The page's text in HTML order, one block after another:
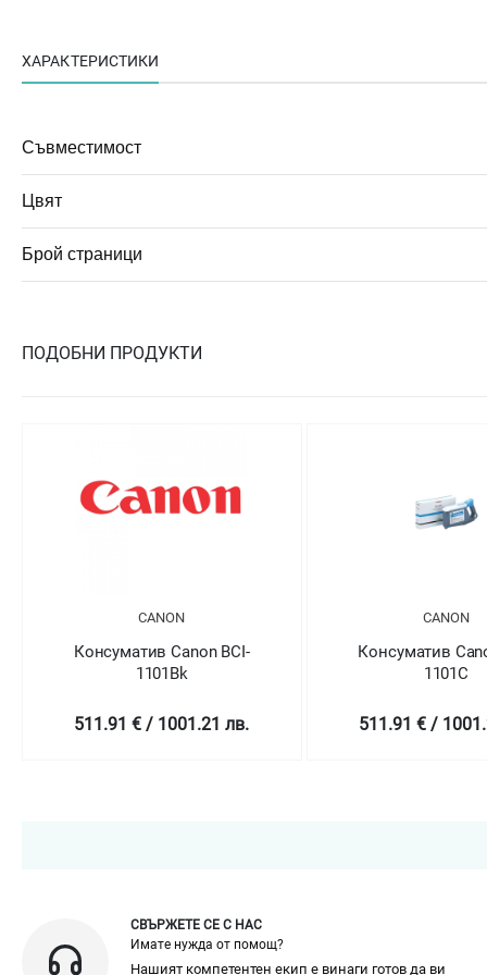
ХАРАКТЕРИСТИКИ
Съвместимост
Цвят
Брой страници
ПОДОБНИ ПРОДУКТИ
Консуматив Canon BCI-
511.91 € / 1001.21 лв. 511.91
СВЪРЖЕТЕ СЕ С НАС
Имате нужда от помощ?
Нашият компетентен екип е винаги готов да ви